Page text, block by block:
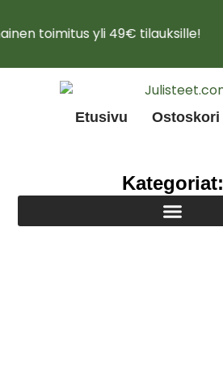
toimitus yli 49€ tilauksille!
Etusivu Ostoskori
Kategoriat: